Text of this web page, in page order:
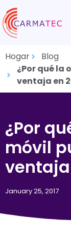
Hogar
Blog
¿Por qué la
ventaja en
¿Por
móvil
ventaja
January 25, 2017